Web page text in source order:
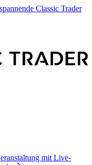
Classic Trader
mit Live-